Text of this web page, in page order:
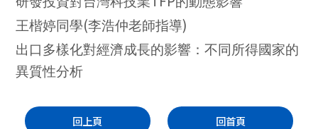
王楷婷同學(李浩仲老師指導)
出口多樣化對經濟成長的影響：不同所得國家的
異質性分析
回上頁 回首頁